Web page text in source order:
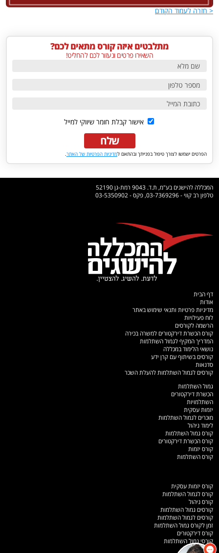
מתלבטים איזה קורס מתאים לכם?
השאירו פרטים ונעזור לכם להחליט!
אישור קבלת חומר שיווקי למייל
שלח
הפרטים ישמשו לצורך טיפול בפנייתך ובהתאם למדיניות הפרטיות של האתר.
< חזרה לעמוד הקודם
המכללה להישגים בע"מ, ת.ד. 9043 רמת-גן 52190
טלפון רב קווי - 03-7369296, פקס - 03-5350902
דף הבית
אודות
מדיניות פרטיות ותנאי שימוש באתר
לוח פעילויות
הרשמה לקורסים
קורס הכשרת דירקטורים למשרה בכירה
המדריך המקיף לגמול השתלמות
נושאי הלימוד במכללה
קורסים בשיתוף עם קרן ידע
סדנאות
קורסים לגמול השתלמות להעלת השכר
גמול השתלמות
הכשרת דירקטורים
השתלמויות
יזמות עסקית
מוכרים לגמול השתלמות
לימוד ניהול
קורס גמול השתלמות
קורס הכשרת דירקטורים
קורס יזמות
קורס השתלמות
קורס יזמות עסקית
קורס לגמול השתלמות
קורס ניהול
קורסים גמול השתלמות
קורסים לגמול השתלמות
זמן לקורס גמול השתלמות
קורס דירקטורים
קורסי גמול השתלמות
מפת אתר